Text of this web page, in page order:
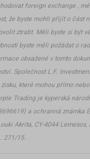
foreign exchange ,
že byste mohli přijít o část
ztratit. Měli byste si být
byste měli požádat o
obsažené v tomto
Společnost L.F.
které mohou přímo
Trading je kyperská
a ochranná známka
Akrita, CY-4044
271/15.